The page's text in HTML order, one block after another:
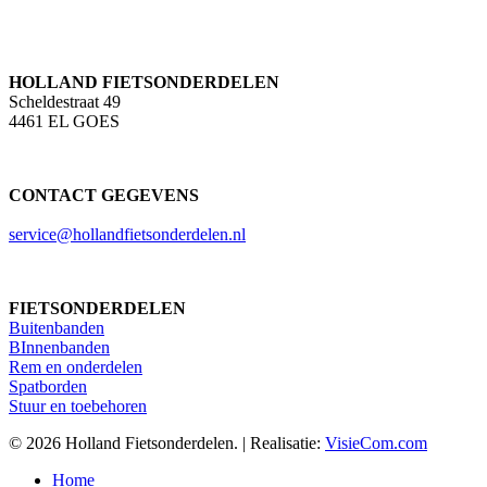
HOLLAND FIETSONDERDELEN
Scheldestraat 49
4461 EL GOES
CONTACT GEGEVENS
service@hollandfietsonderdelen.nl
FIETSONDERDELEN
Buitenbanden
BInnenbanden
Rem en onderdelen
Spatborden
Stuur en toebehoren
© 2026 Holland Fietsonderdelen. | Realisatie: VisieCom.com
Close
Home